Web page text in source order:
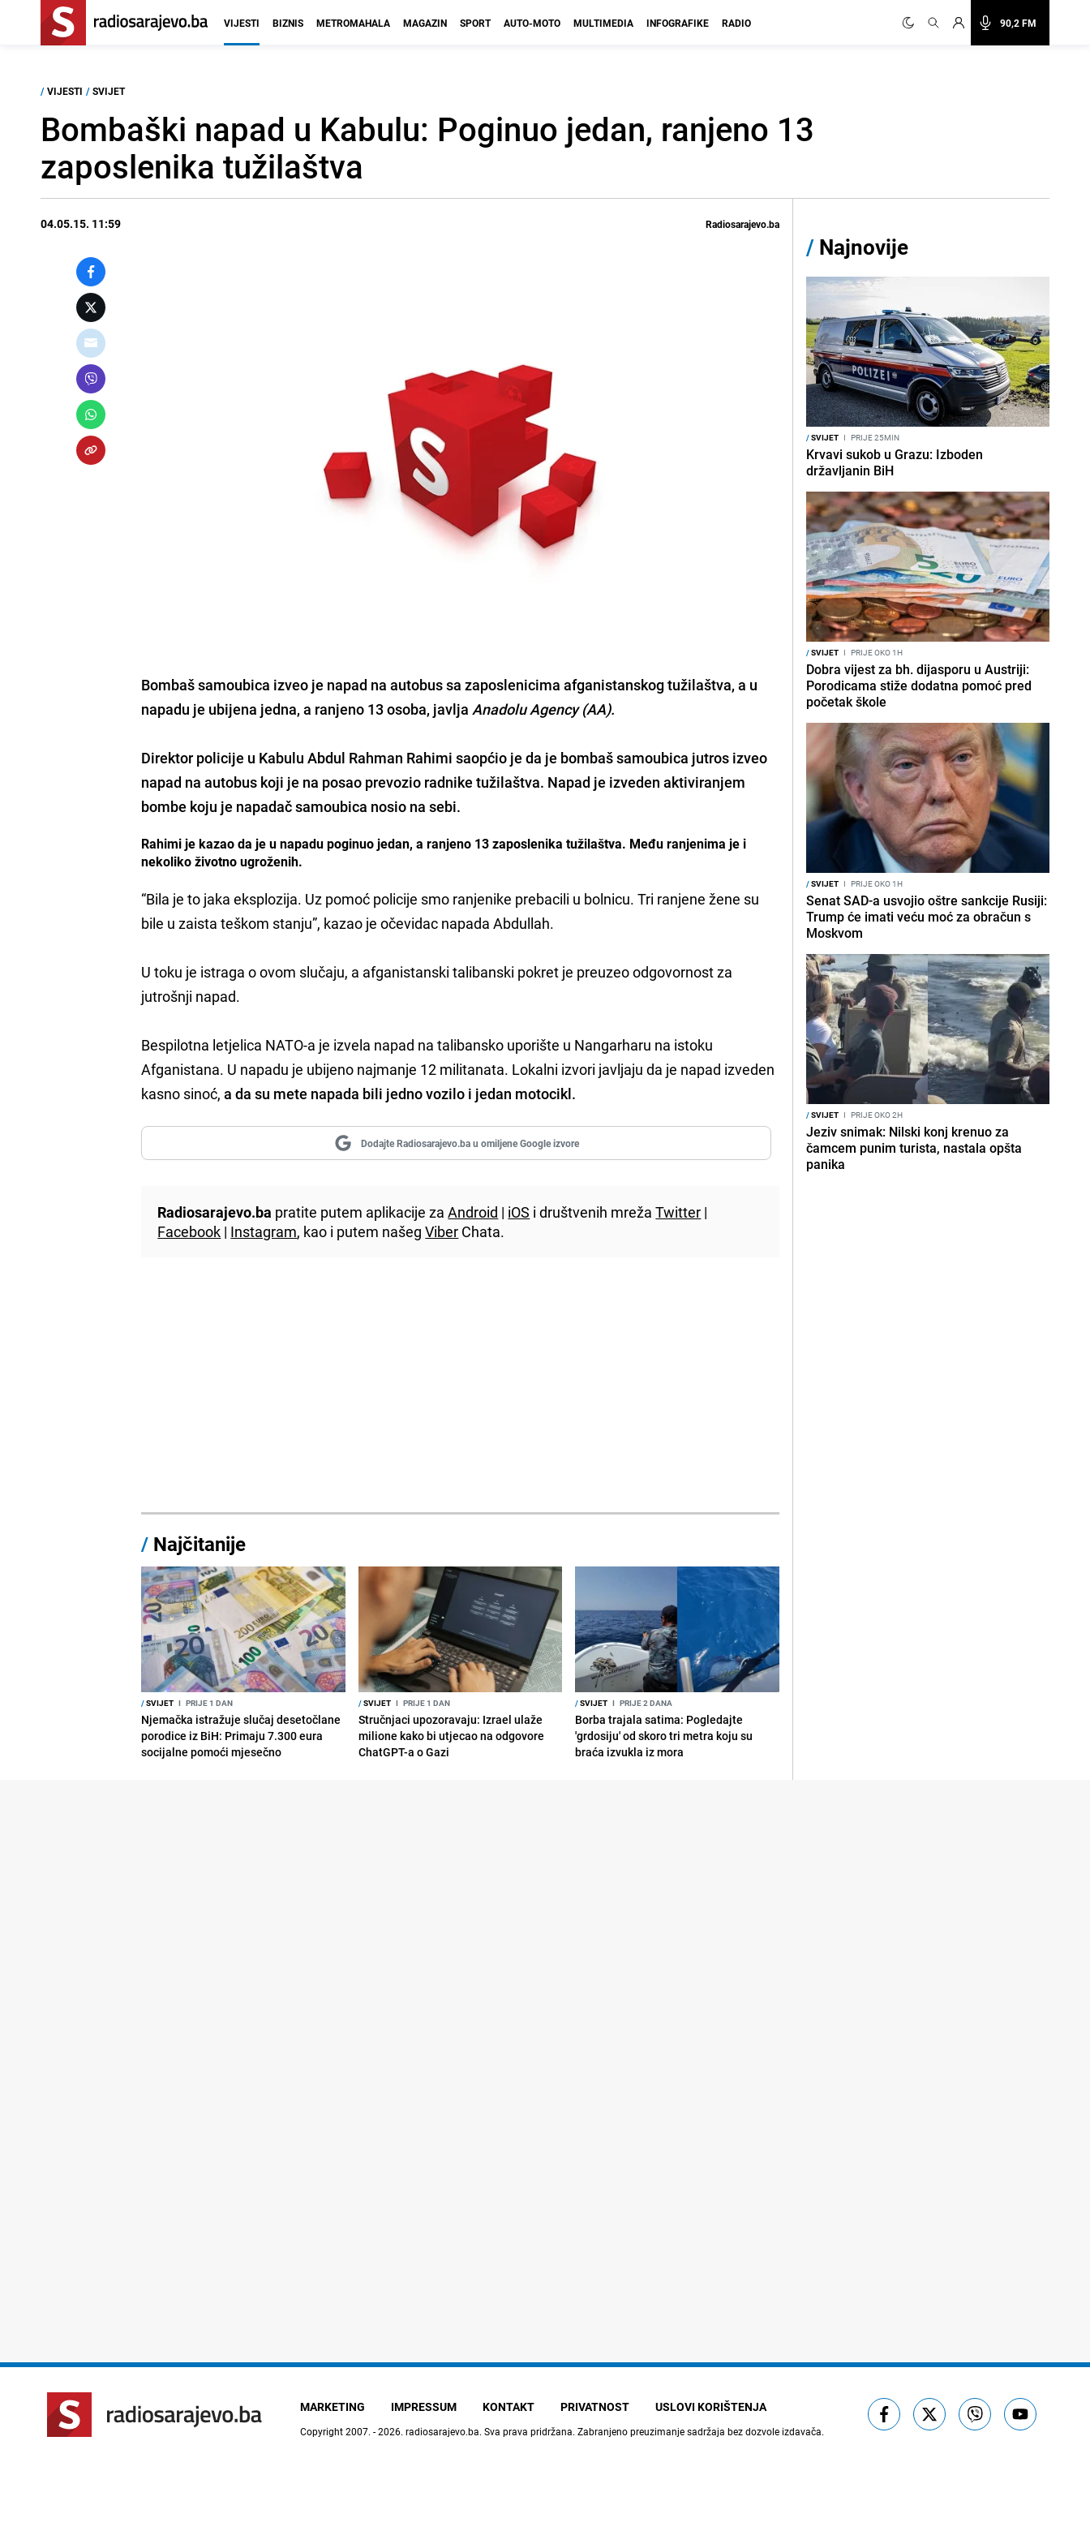
90,2 FM
VIJESTI BIZNIS METROMAHALA MAGAZIN SPORT AUTO-MOTO MULTIMEDIA INFOGRAFIKE RADIO
/ VIJESTI / SVIJET
Bombaški napad u Kabulu: Poginuo jedan, ranjeno 13
zaposlenika tužilaštva
04.05.15. 11:59 Radiosarajevo.ba
Bombaš samoubica izveo je napad na autobus sa zaposlenicima afganistanskog tužilaštva, a u
napadu je ubijena jedna, a ranjeno 13 osoba, javlja Anadolu Agency (AA).
Direktor policije u KabuluAbdul Rahman Rahimi saopćio je da je bombaš samoubica jutros izveo
napad na autobus koji je na posao prevozio radnike tužilaštva. Napad je izveden aktiviranjem
bombe koju je napadač samoubica nosio na sebi.
Rahimi je kazao da je u napadu poginuo jedan, a ranjeno 13 zaposlenika tužilaštva. Među ranjenima je i
nekoliko životno ugroženih.
“Bila je to jaka eksplozija. Uz pomoć policije smo ranjenike prebacili u bolnicu. Tri ranjene žene su
bile u zaista teškom stanju”, kazao je očevidac napada Abdullah.
U toku je istraga o ovom slučaju, a afganistanski talibanski pokret je preuzeo odgovornost za
jutrošnji napad.
Bespilotna letjelica NATO-a je izvela napad na talibansko uporište u Nangarharu na istoku
Afganistana. U napadu je ubijeno najmanje 12 militanata. Lokalni izvori javljaju da je napad izveden
kasno sinoć, a da su mete napada bili jedno vozilo i jedan motocikl.
Dodajte Radiosarajevo.ba u omiljene Google izvore
Radiosarajevo.ba pratite putem aplikacije zaAndroid | iOS i društvenih mrežaTwitter |
Facebook | Instagram, kao i putem našegViber Chata.
/ Najčitanije
/SVIJET I PRIJE 1 DAN
Njemačka istražuje slučaj desetočlane
porodice iz BiH: Primaju 7.300 eura
socijalne pomoći mjesečno
/SVIJET I PRIJE 1 DAN
Stručnjaci upozoravaju: Izrael ulaže
milione kako bi utjecao na odgovore
ChatGPT-a o Gazi
/SVIJET I PRIJE 2 DANA
Borba trajala satima: Pogledajte
'grdosiju' od skoro tri metra koju su
braća izvukla iz mora
/ Najnovije
/SVIJET I PRIJE 25MIN
Krvavi sukob u Grazu: Izboden
državljanin BiH
/SVIJET I PRIJE OKO 1H
Dobra vijest za bh. dijasporu u Austriji:
Porodicama stiže dodatna pomoć pred
početak škole
/SVIJET I PRIJE OKO 1H
Senat SAD-a usvojio oštre sankcije Rusiji:
Trump će imati veću moć za obračun s
Moskvom
/SVIJET I PRIJE OKO 2H
Jeziv snimak: Nilski konj krenuo za
čamcem punim turista, nastala opšta
panika
MARKETING IMPRESSUM KONTAKT PRIVATNOST USLOVI KORIŠTENJA
Copyright 2007. - 2026. radiosarajevo.ba. Sva prava pridržana. Zabranjeno preuzimanje sadržaja bez dozvole izdavača.